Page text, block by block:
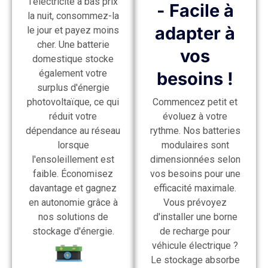
la nuit, consommez-la
le jour et payez moins
cher. Une batterie
domestique stocke
également votre
surplus d'énergie
photovoltaïque, ce qui
réduit votre
dépendance au réseau
lorsque
l'ensoleillement est
faible. Économisez
davantage et gagnez
en autonomie grâce à
nos solutions de
stockage d'énergie.
- Facile à
adapter à
vos
besoins !
Commencez petit et
évoluez à votre
rythme. Nos batteries
modulaires sont
dimensionnées selon
vos besoins pour une
efficacité maximale.
Vous prévoyez
d'installer une borne
de recharge pour
véhicule électrique ?
Le stockage absorbe